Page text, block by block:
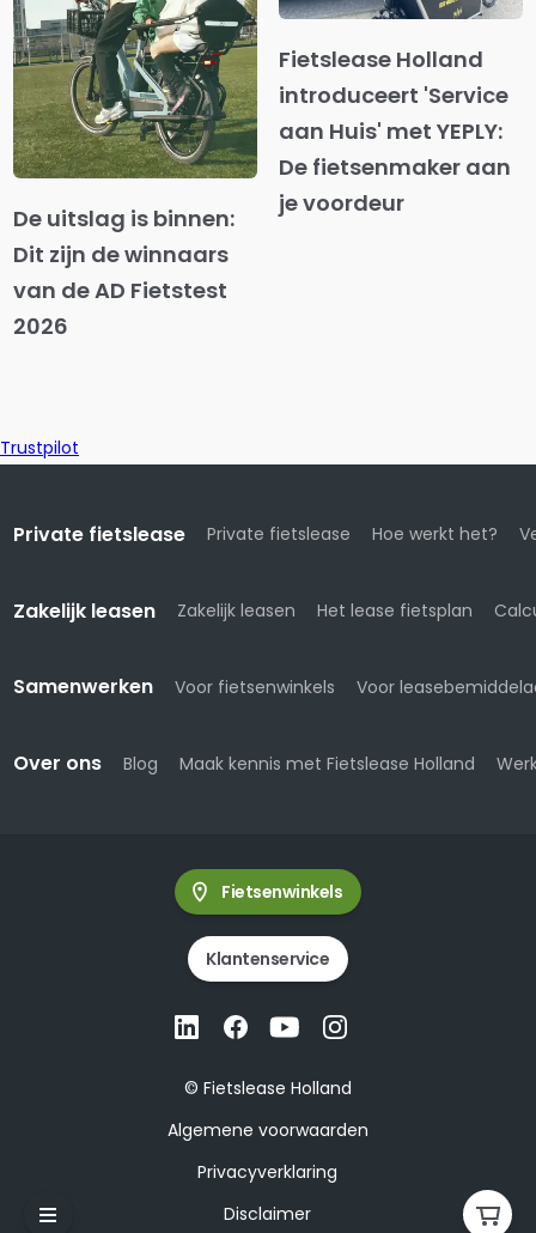
De uitslag is binnen:
Dit zijn de winnaars
van de AD Fietstest
2026
Fietslease Holland
introduceert 'Service
aan Huis' met YEPLY:
De fietsenmaker aan
je voordeur
Trustpilot
Private fietslease Private fietslease Hoe werkt het?
Zakelijk leasen Zakelijk leasen Het lease fietsplan
Samenwerken Voor fietsenwinkels Voor
Over ons Blog Maak kennis met Fietslease Holland
Fietsenwinkels
Klantenservice
© Fietslease Holland
Algemene voorwaarden
Privacyverklaring
Disclaimer